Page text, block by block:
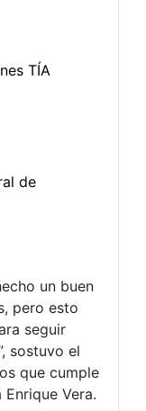
un buen
pero esto
seguir
sostuvo el
que cumple
Vera.